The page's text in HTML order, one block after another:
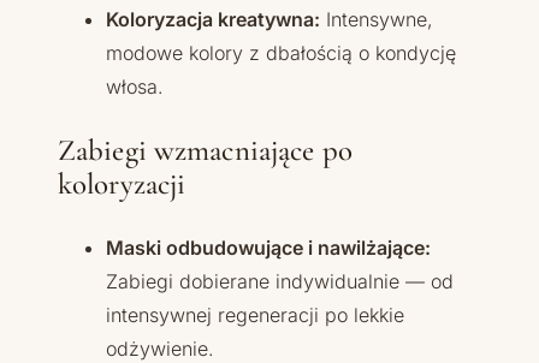
Koloryzacja kreatywna: Intensywne,
modowe kolory z dbałością o kondycję
włosa.
Zabiegi wzmacniające po
koloryzacji
Maski odbudowujące i nawilżające:
Zabiegi dobierane indywidualnie — od
intensywnej regeneracji po lekkie
odżywienie.